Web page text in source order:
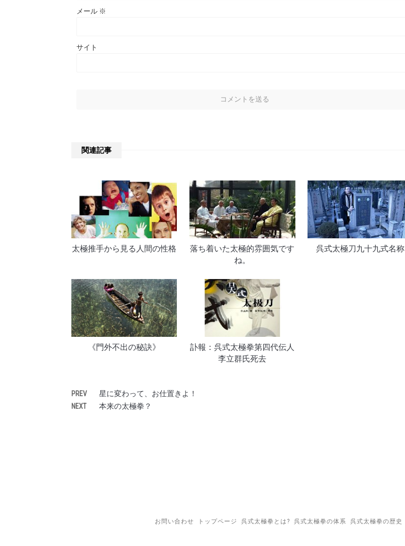
メール ※
サイト
関連記事
太極推手から見る人間の性格
落ち着いた太極的雰囲気です
ね。
呉式太極刀九十九式名称
《門外不出の秘訣》
訃報：呉式太極拳第四代伝人
李立群氏死去
PREV 星に変わって、お仕置きよ！
NEXT 本来の太極拳？
お問い合わせ トップページ 呉式太極拳とは? 呉式太極拳の体系 呉式太極拳の歴史